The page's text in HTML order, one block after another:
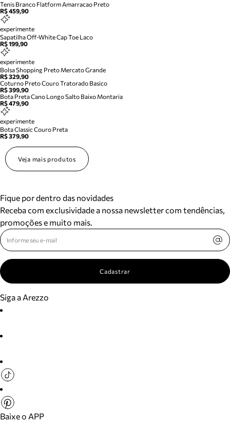
Tenis Branco Flatform Amarracao Preto
R$ 459,90
experimente
Sapatilha Off-White Cap Toe Laco
R$ 199,90
experimente
Bolsa Shopping Preto Mercato Grande
R$ 329,90
Coturno Preto Couro Tratorado Basico
R$ 399,90
Bota Preta Cano Longo Salto Baixo Montaria
R$ 479,90
experimente
Bota Classic Couro Preta
R$ 379,90
Veja mais produtos
Fique por dentro das novidades
Receba com exclusividade a nossa newsletter com tendências,
promoções e muito mais.
Cadastrar
Siga a Arezzo
Baixe o APP